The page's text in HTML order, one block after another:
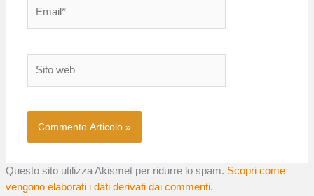
web
Questo sito utilizza Akismet per ridurre lo spam. Scopri come
vengono elaborati i dati derivati dai commenti.